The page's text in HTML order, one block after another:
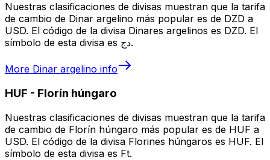
Nuestras clasificaciones de divisas muestran que la tarifa
de cambio de Dinar argelino más popular es de DZD a
USD. El código de la divisa Dinares argelinos es DZD. El
símbolo de esta divisa es دج.
More Dinar argelino info
HUF - Florín húngaro
Nuestras clasificaciones de divisas muestran que la tarifa
de cambio de Florín húngaro más popular es de HUF a
USD. El código de la divisa Florines húngaros es HUF. El
símbolo de esta divisa es Ft.